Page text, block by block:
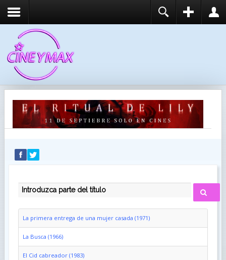
RECUÉRDEME
IDENTIFICARSE
INTRODUZCA PARTE DEL TÍTULO
La primera entrega de una mujer casada (1971)
La Busca (1966)
El Cid cabreador (1983)